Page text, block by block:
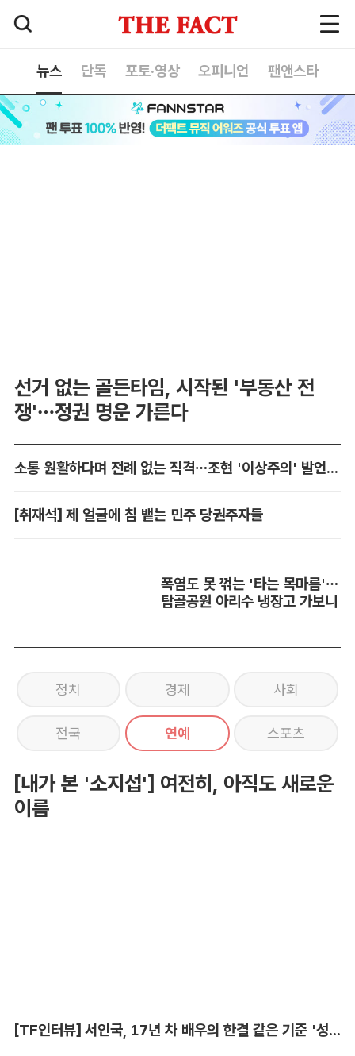
뉴스 단독 포토·영상 오피니언 팬앤스타
선거 없는 골든타임, 시작된 '부동산 전
쟁'…정권 명운 가른다
소통 원활하다며 전례 없는 직격…조현 '이상주의' 발언 논란
[취재석] 제 얼굴에 침 뱉는 민주 당권주자들
폭염도 못 꺾는 '타는 목마름'…
탑골공원 아리수 냉장고 가보니
정치 경제 사회
전국 연예 스포츠
[내가 본 '소지섭'] 여전히, 아직도 새로운
이름
[TF인터뷰] 서인국, 17년 차 배우의 한결 같은 기준 '성장'